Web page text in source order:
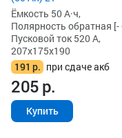
Ёмкость 50 А·ч,
Полярность обратная [-
Пусковой ток 520 А,
207x175x190
191 р. при сдаче акб
205р.
Купить